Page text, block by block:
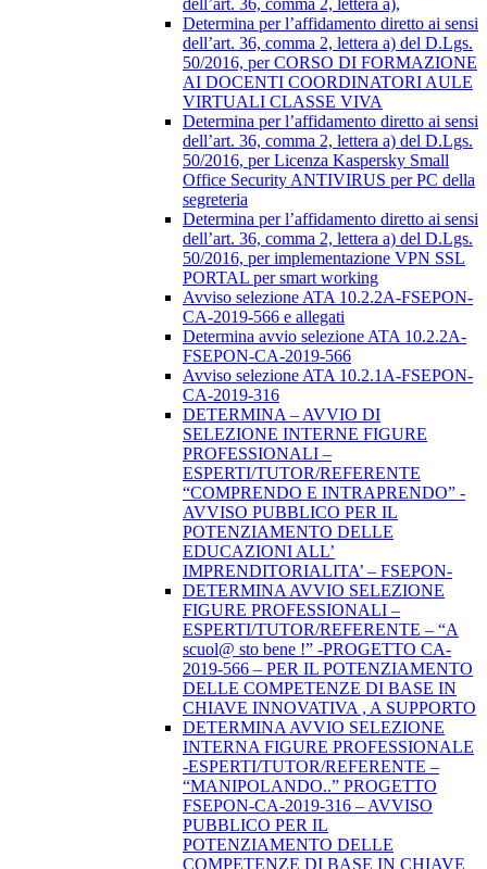
dell’art. 36, comma 2, lettera a),
Determina per l’affidamento diretto ai sensi
dell’art. 36, comma 2, lettera a) del D.Lgs.
50/2016, per CORSO DI FORMAZIONE
AI DOCENTI COORDINATORI AULE
VIRTUALI CLASSE VIVA
Determina per l’affidamento diretto ai sensi
dell’art. 36, comma 2, lettera a) del D.Lgs.
50/2016, per Licenza Kaspersky Small
Office Security ANTIVIRUS per PC della
segreteria
Determina per l’affidamento diretto ai sensi
dell’art. 36, comma 2, lettera a) del D.Lgs.
50/2016, per implementazione VPN SSL
PORTAL per smart working
Avviso selezione ATA 10.2.2A-FSEPON-
CA-2019-566 e allegati
Determina avvio selezione ATA 10.2.2A-
FSEPON-CA-2019-566
Avviso selezione ATA 10.2.1A-FSEPON-
CA-2019-316
DETERMINA – AVVIO DI
SELEZIONE INTERNE FIGURE
PROFESSIONALI –
ESPERTI/TUTOR/REFERENTE
“COMPRENDO E INTRAPRENDO” -
AVVISO PUBBLICO PER IL
POTENZIAMENTO DELLE
EDUCAZIONI ALL’
IMPRENDITORIALITA’ – FSEPON-
DETERMINA AVVIO SELEZIONE
FIGURE PROFESSIONALI –
ESPERTI/TUTOR/REFERENTE – “A
scuol@ sto bene !” -PROGETTO CA-
2019-566 – PER IL POTENZIAMENTO
DELLE COMPETENZE DI BASE IN
CHIAVE INNOVATIVA , A SUPPORTO
DETERMINA AVVIO SELEZIONE
INTERNA FIGURE PROFESSIONALE
-ESPERTI/TUTOR/REFERENTE –
“MANIPOLANDO..” PROGETTO
FSEPON-CA-2019-316 – AVVISO
PUBBLICO PER IL
POTENZIAMENTO DELLE
COMPETENZE DI BASE IN CHIAVE